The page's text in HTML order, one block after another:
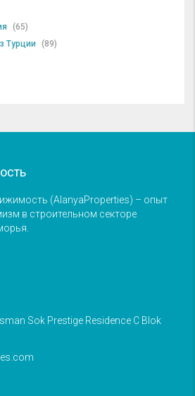
(65)
Турции
(89)
(AlanyaProperties) – опыт
в строительном секторе
Sok Prestige Residence C Blok